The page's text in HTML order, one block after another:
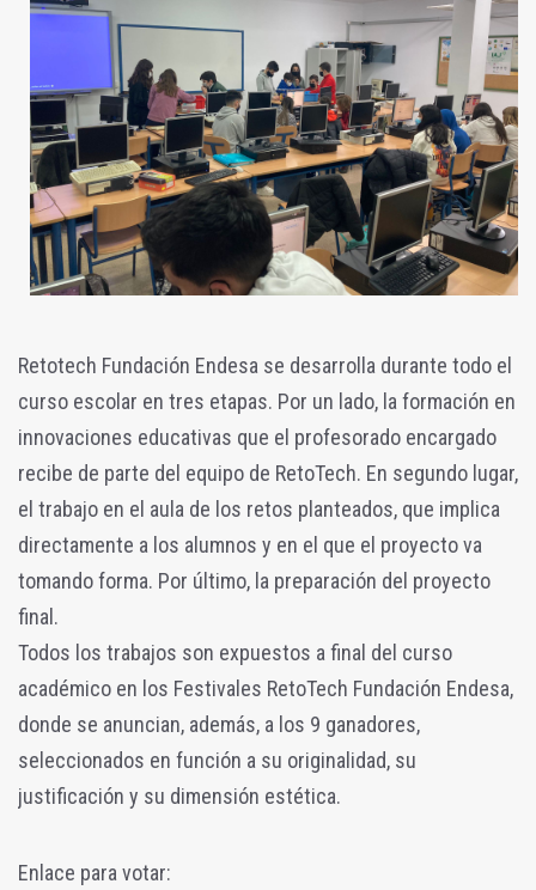
Retotech Fundación Endesa se desarrolla durante todo el
curso escolar en tres etapas. Por un lado, la formación en
innovaciones educativas que el profesorado encargado
recibe de parte del equipo de RetoTech. En segundo lugar,
el trabajo en el aula de los retos planteados, que implica
directamente a los alumnos y en el que el proyecto va
tomando forma. Por último, la preparación del proyecto
final.
Todos los trabajos son expuestos a final del curso
académico en los Festivales RetoTech Fundación Endesa,
donde se anuncian, además, a los 9 ganadores,
seleccionados en función a su originalidad, su
justificación y su dimensión estética.
Enlace para votar: